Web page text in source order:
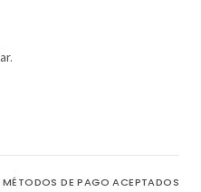
MÉTODOS DE PAGO ACEPTADOS